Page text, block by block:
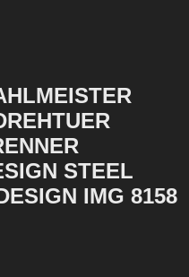
STEEL
IMG 8158